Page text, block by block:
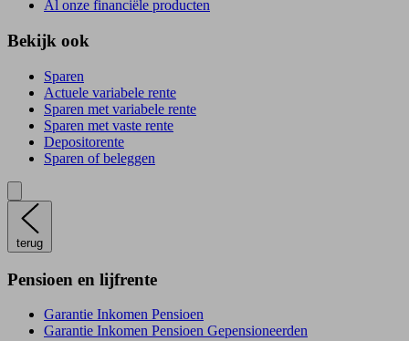
Al onze financiële producten
Bekijk ook
Sparen
Actuele variabele rente
Sparen met variabele rente
Sparen met vaste rente
Depositorente
Sparen of beleggen
terug
Pensioen en lijfrente
Garantie Inkomen Pensioen
Garantie Inkomen Pensioen Gepensioneerden